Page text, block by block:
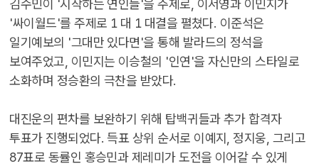
김수민이 '시작하는 연인들'을 주제로, 이서영과 이민지가
'싸이월드'를 주제로 1 대 1 대결을 펼쳤다. 이준석은
일기예보의 '그대만 있다면'을 통해 발라드의 정석을
보여주었고, 이민지는 이승철의 '인연'을 자신만의 스타일로
소화하며 정승환의 극찬을 받았다.
대진운의 편차를 보완하기 위해 탑백귀들과 추가 합격자
투표가 진행되었다. 득표 상위 순서로 이예지, 정지웅, 그리고
87표로 동률인 홍승민과 제레미가 도전을 이어갈 수 있게